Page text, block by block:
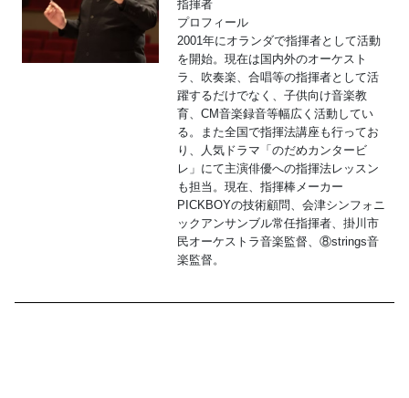
指揮者
プロフィール
2001年にオランダで指揮者として活動
を開始。現在は国内外のオーケスト
ラ、吹奏楽、合唱等の指揮者として活
躍するだけでなく、子供向け音楽教
育、CM音楽録音等幅広く活動してい
る。また全国で指揮法講座も行ってお
り、人気ドラマ「のだめカンタービ
レ」にて主演俳優への指揮法レッスン
も担当。現在、指揮棒メーカー
PICKBOYの技術顧問、会津シンフォニ
ックアンサンブル常任指揮者、掛川市
民オーケストラ音楽監督、⑧strings音
楽監督。